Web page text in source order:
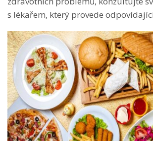
s lékařem, který provede